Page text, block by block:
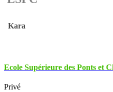
Kara
Ecole Supérieure des Ponts et
Privé